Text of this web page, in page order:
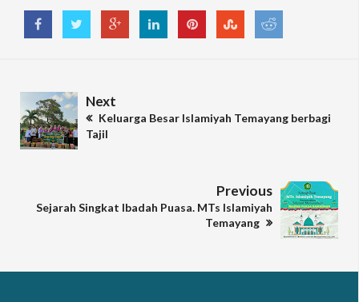
Next
Keluarga Besar Islamiyah Temayang berbagi
Tajil
Previous
Sejarah Singkat Ibadah Puasa. MTs Islamiyah
Temayang